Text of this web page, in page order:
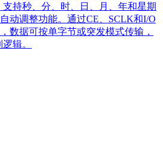
持秒、分、时、日、月、年和星期
动调整功能。通过CE、SCLK和I/O
数据可按单字节或突发模式传输，
辑。